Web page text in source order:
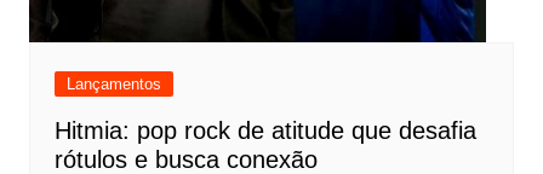
Lançamentos
Hitmia: pop rock de atitude que desafia
rótulos e busca conexão